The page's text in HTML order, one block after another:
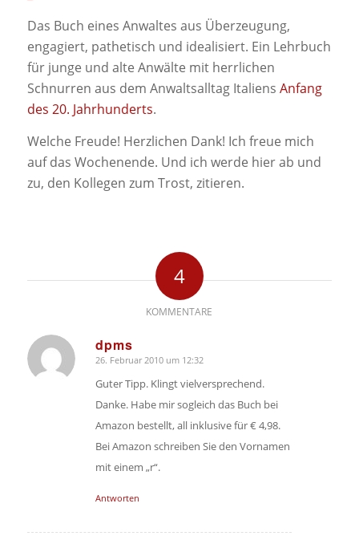
Das Buch eines Anwaltes aus Überzeugung,
engagiert, pathetisch und idealisiert. Ein Lehrbuch
für junge und alte Anwälte mit herrlichen
Schnurren aus dem Anwaltsalltag Italiens Anfang
des 20. Jahrhunderts.
Welche Freude! Herzlichen Dank! Ich freue mich
auf das Wochenende. Und ich werde hier ab und
zu, den Kollegen zum Trost, zitieren.
4
KOMMENTARE
dpms
sagte:
26. Februar 2010 um 12:32
Guter Tipp. Klingt vielversprechend.
Danke. Habe mir sogleich das Buch bei
Amazon bestellt, all inklusive für € 4,98.
Bei Amazon schreiben Sie den Vornamen
mit einem „r“.
Antworten